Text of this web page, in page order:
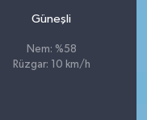
Güneşli
Nem: %58
Rüzgar: 10 km/h